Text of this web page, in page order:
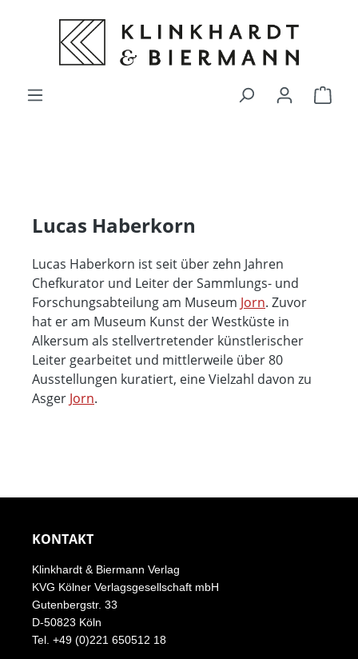
springen
Lucas Haberkorn
Lucas Haberkorn ist seit über zehn Jahren
Chefkurator und Leiter der Sammlungs- und
Forschungsabteilung am Museum Jorn. Zuvor
hat er am Museum Kunst der Westküste in
Alkersum als stellvertretender künstlerischer
Leiter gearbeitet und mittlerweile über 80
Ausstellungen kuratiert, eine Vielzahl davon zu
Asger Jorn.
KONTAKT
Klinkhardt & Biermann Verlag
KVG Kölner Verlagsgesellschaft mbH
Gutenbergstr. 33
D-50823 Köln
Tel. +49 (0)221 650512 18